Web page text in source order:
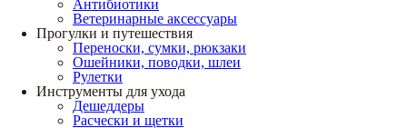
Антибиотики
Ветеринарные аксессуары
Прогулки и путешествия
Переноски, сумки, рюкзаки
Ошейники, поводки, шлеи
Рулетки
Инструменты для ухода
Дешеддеры
Расчески и щетки